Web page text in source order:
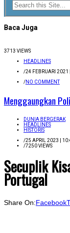
Baca Juga
3713 VIEWS
HEADLINES
/24 FEBRUARI 2021
/NO COMMENT
Menggaungkan
DUNIA BERGERAK
HEADLINES
HISTORIS
/25 APRIL 2023 |
/7250 VIEWS
Secuplik
Portugal
Share On:Facebook